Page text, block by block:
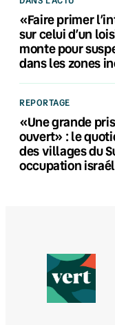
«Faire primer
sur celui d’un
monte pour
dans les zones
REPORTAGE
«Une grande
ouvert» : le
des villages du
occupation